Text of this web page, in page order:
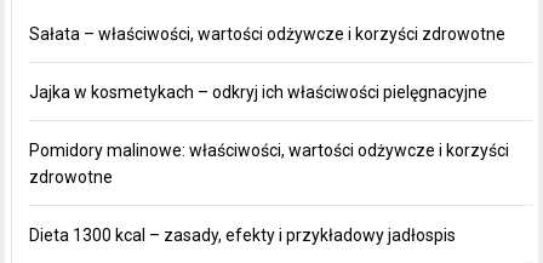
Sałata – właściwości, wartości odżywcze i korzyści zdrowotne
Jajka w kosmetykach – odkryj ich właściwości pielęgnacyjne
Pomidory malinowe: właściwości, wartości odżywcze i korzyści
zdrowotne
Dieta 1300 kcal – zasady, efekty i przykładowy jadłospis